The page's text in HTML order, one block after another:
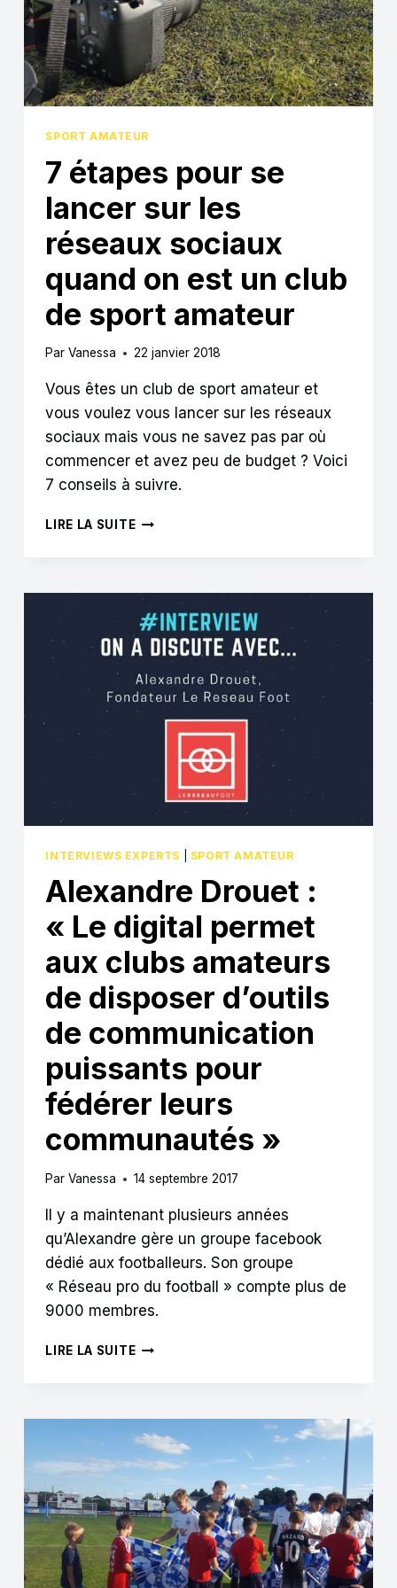
SPORT AMATEUR
7 étapes pour se
lancer sur les
réseaux sociaux
quand on est un club
de sport amateur
Par Vanessa 22 janvier 2018
Vous êtes un club de sport amateur et
vous voulez vous lancer sur les réseaux
sociaux mais vous ne savez pas par où
commencer et avez peu de budget ? Voici
7 conseils à suivre.
LIRE LA SUITE7
LANCER
SUR
LES
RÉSEAUX
QUAND
ON
SPORT
INTERVIEWS EXPERTS SPORT AMATEUR
Alexandre Drouet :
« Le digital permet
aux clubs amateurs
de disposer d’outils
de communication
puissants pour
fédérer leurs
communautés »
Par Vanessa 14 septembre 2017
Il y a maintenant plusieurs années
qu’Alexandre gère un groupe facebook
dédié aux footballeurs. Son groupe
« Réseau pro du football » compte plus de
9000 membres.
LIRE LA SUITEALEXANDRE
DIGITAL
PERMET
AUX
CLUBS
AMATEURS
DE
DISPOSER
D’OUTILS
DE